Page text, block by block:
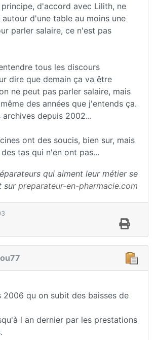
d'accord avec Lilith, ne
d'une table au moins une
parler salaire, ce n'est pas
tous les discours
dire que demain ça va être
ne peut pas parler salaire, mais
des années que j'entends ça.
depuis 2002...
ont des soucis, bien sur, mais
tas qui n'en ont pas...
qui aiment leur métier se
sur preparateur-en-pharmacie.com
2006 qu on subit des baisses de
l an dernier par les prestations